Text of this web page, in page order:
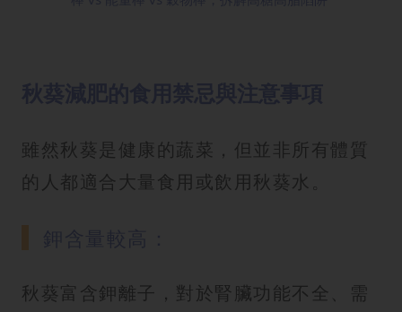
雖然秋葵是健康的蔬菜，但並非所有體質
的人都適合大量食用或飲用秋葵水。
秋葵富含鉀離子，對於腎臟功能不全、需